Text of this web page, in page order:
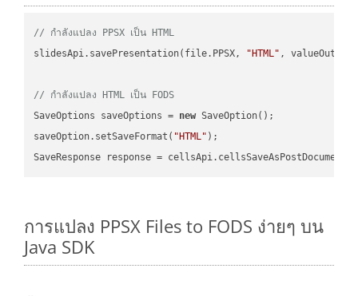
// กำลังแปลง PPSX เป็น HTML
slidesApi.savePresentation(file.PPSX,
"HTML" ,
// กำลังแปลง HTML เป็น FODS
SaveOptions saveOptions = new SaveOption();
saveOption.setSaveFormat( "HTML" );
SaveResponse response =
การแปลง PPSX Files to FODS ง่ายๆ บน
Java SDK